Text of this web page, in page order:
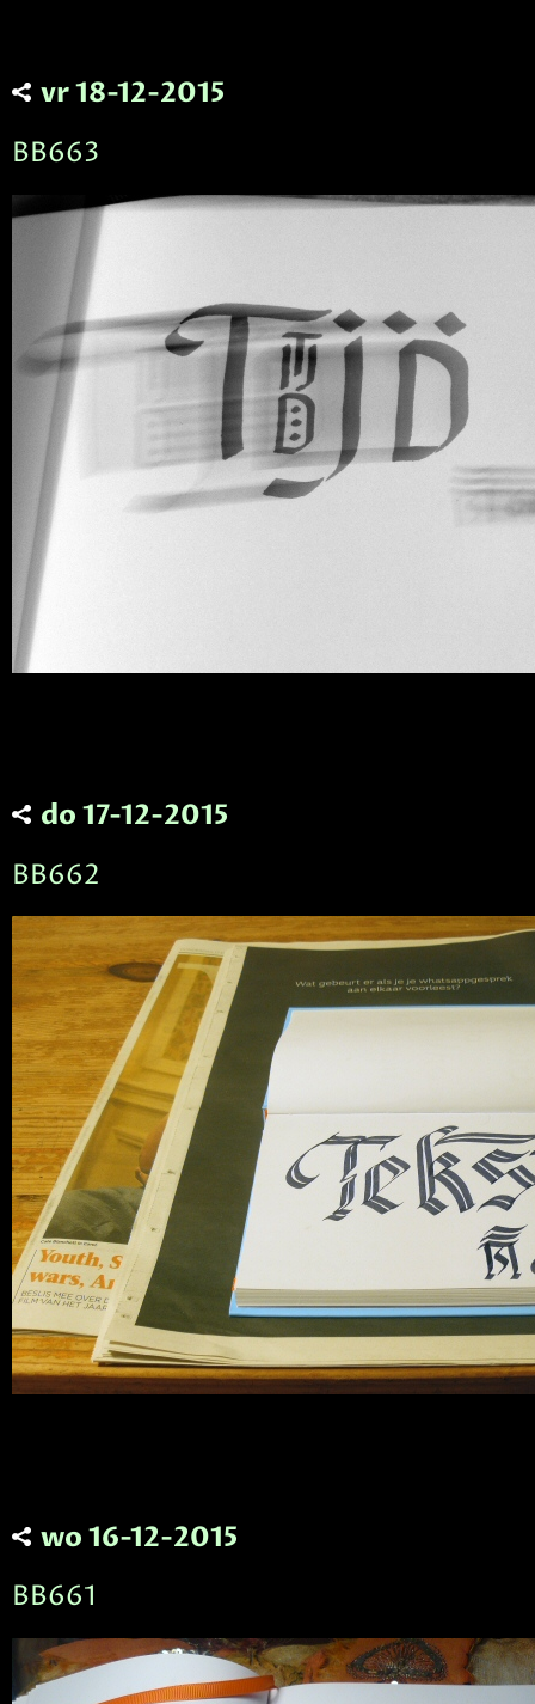
vr 18-12-2015
BB663
do 17-12-2015
BB662
wo 16-12-2015
BB661